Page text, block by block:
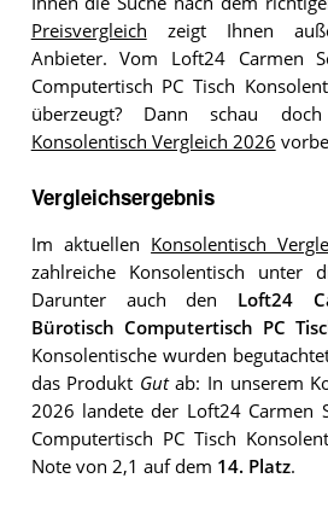
Preisvergleich zeigt Ihnen
Anbieter. Vom Loft24 Carmen
Computertisch PC Tisch
überzeugt? Dann schau
Konsolentisch Vergleich 2026
Vergleichsergebnis
Im aktuellen Konsolentisch
zahlreiche Konsolentisch unter
Darunter auch den Loft24
Bürotisch Computertisch PC
Konsolentische wurden
das Produkt Gutab: In unserem
2026 landete der Loft24 Carmen
Computertisch PC Tisch
Note von 2,1 auf dem 14. Platz.